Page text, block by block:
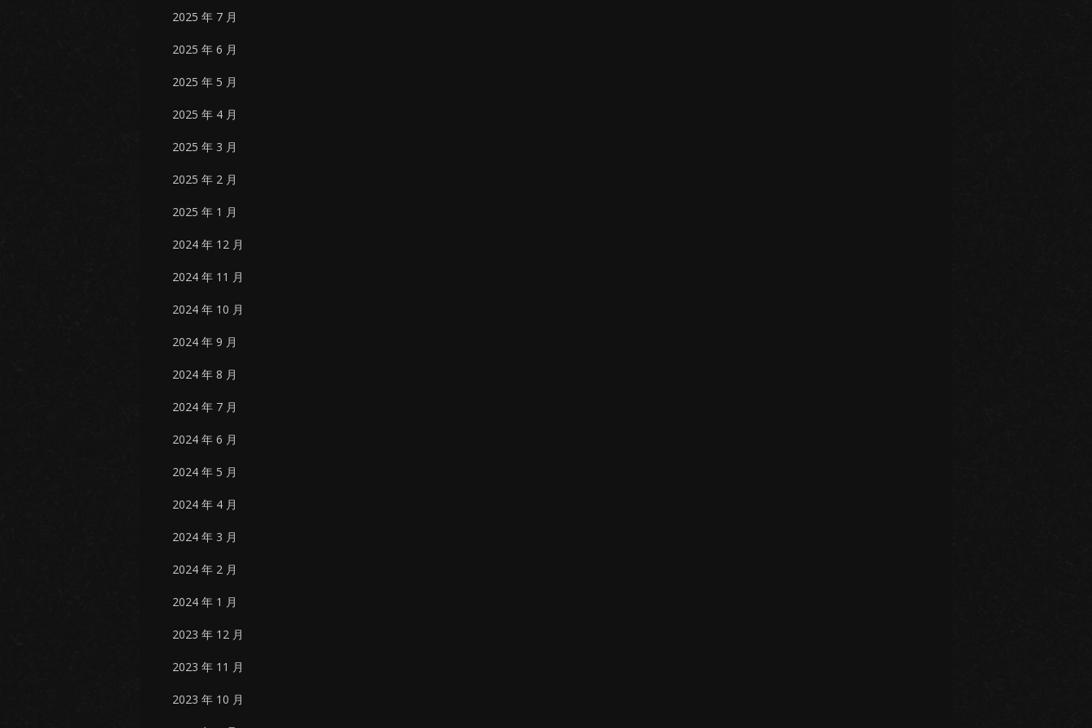
2025 年 7 月
2025 年 6 月
2025 年 5 月
2025 年 4 月
2025 年 3 月
2025 年 2 月
2025 年 1 月
2024 年 12 月
2024 年 11 月
2024 年 10 月
2024 年 9 月
2024 年 8 月
2024 年 7 月
2024 年 6 月
2024 年 5 月
2024 年 4 月
2024 年 3 月
2024 年 2 月
2024 年 1 月
2023 年 12 月
2023 年 11 月
2023 年 10 月